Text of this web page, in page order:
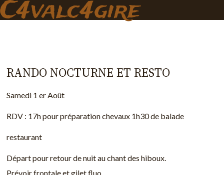
Skip
to
the
C4valc4gire
RANDO NOCTURNE ET RESTO
Samedi 1 er Août
RDV : 17h pour préparation chevaux 1h30 de balade
restaurant
Départ pour retour de nuit au chant des hiboux.
Prévoir frontale et gilet fluo.